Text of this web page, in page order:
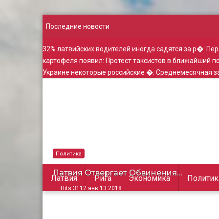
Последние новости
32% латвийских водителей иногда садятся за р�:
картофеля появил: Протест таксистов в ближайший
Украине некоторые российские �: Среднемесячная
Латвия Рига Экономика
Латвия Отвергает Обвинения…
Hits:3112 янв 13 2018
Политика